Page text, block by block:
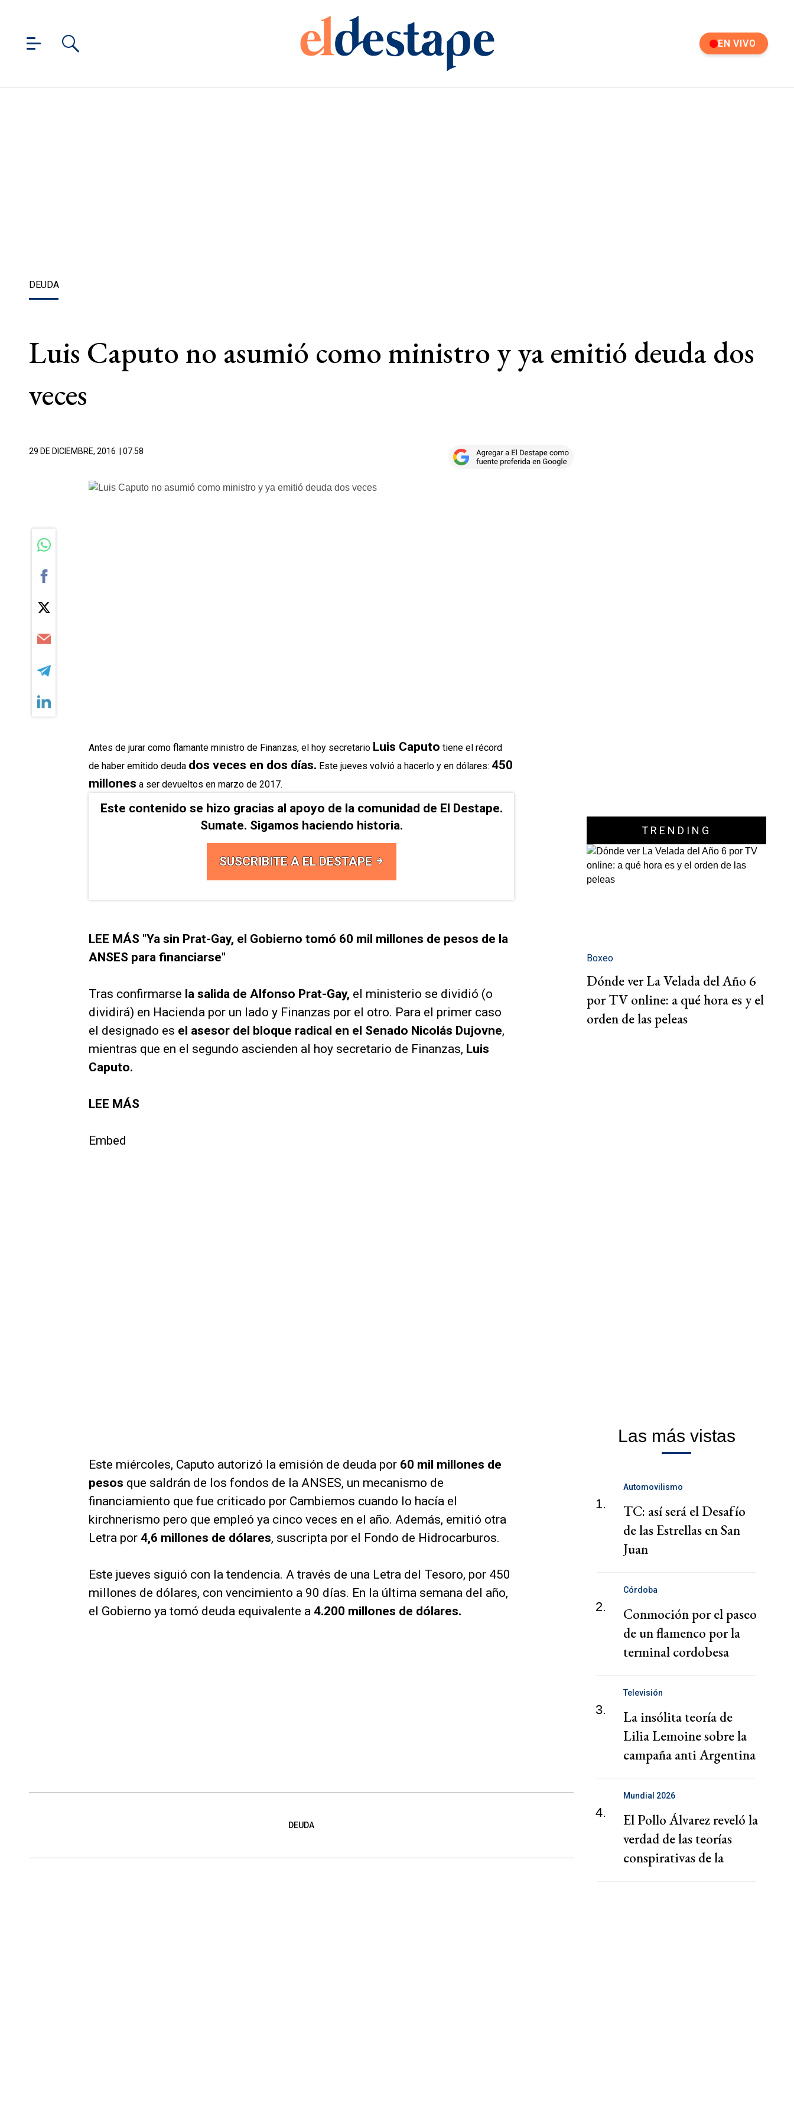
EN VIVO
DEUDA
Luis Caputo no asumió como ministro y ya emitió deuda dos
veces
29 DE DICIEMBRE, 2016 | 07.58
Antes de jurar como flamante ministro de Finanzas, el hoy secretario Luis Caputo tiene el récord
de haber emitido deuda dos veces en dos días. Este jueves volvió a hacerlo y en dólares: 450
millones a ser devueltos en marzo de 2017.
Este contenido se hizo gracias al apoyo de la comunidad de El Destape.
Sumate. Sigamos haciendo historia.
SUSCRIBITE A EL DESTAPE
LEE MÁS "Ya sin Prat-Gay, el Gobierno tomó 60 mil millones de pesos de la
ANSES para financiarse"
Tras confirmarse la salida de Alfonso Prat-Gay, el ministerio se dividió (o
dividirá) en Hacienda por un lado y Finanzas por el otro. Para el primer caso
el designado es el asesor del bloque radical en el Senado Nicolás Dujovne,
mientras que en el segundo ascienden al hoy secretario de Finanzas, Luis
Caputo.
LEE MÁS
Embed
Este miércoles, Caputo autorizó la emisión de deuda por 60 mil millones de
pesos que saldrán de los fondos de la ANSES, un mecanismo de
financiamiento que fue criticado por Cambiemos cuando lo hacía el
kirchnerismo pero que empleó ya cinco veces en el año. Además, emitió otra
Letra por 4,6 millones de dólares, suscripta por el Fondo de Hidrocarburos.
Este jueves siguió con la tendencia. A través de una Letra del Tesoro, por 450
millones de dólares, con vencimiento a 90 días. En la última semana del año,
el Gobierno ya tomó deuda equivalente a 4.200 millones de dólares.
DEUDA
TRENDING
Boxeo
Dónde ver La Velada del Año 6
por TV online: a qué hora es y el
orden de las peleas
Las más vistas
1.
Automovilismo
TC: así será el Desafío
de las Estrellas en San
Juan
2.
Córdoba
Conmoción por el paseo
de un flamenco por la
terminal cordobesa
3.
Televisión
La insólita teoría de
Lilia Lemoine sobre la
campaña anti Argentina
4.
Mundial 2026
El Pollo Álvarez reveló la
verdad de las teorías
conspirativas de la